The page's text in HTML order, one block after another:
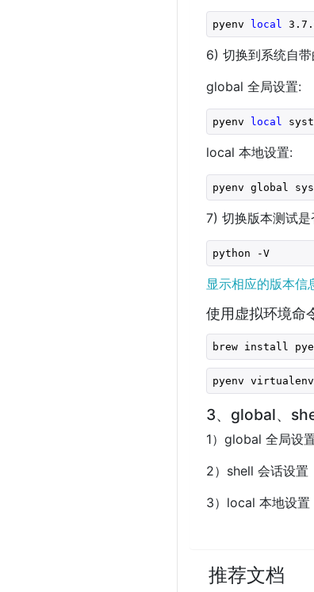
pyenv local
6) 切换到系统自
global 全局设置:
pyenv local
local 本地设置:
pyenv global
7) 切换版本测试是
python -V
显示相应的版本信
使用虚拟环境命
brew install
pyenv virtualenv
3、global、
1）global 全局设
2）shell 会话设置
3）local 本地设置
推荐文档